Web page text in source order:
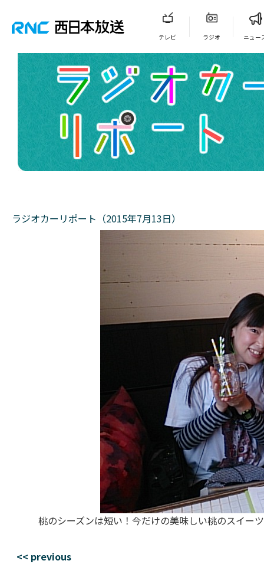
テレビ ラジオ ニュー
ラジオカーリポート（2015年7月13日）
桃のシーズンは短い！今だけの美味しい桃のスイー
<< previous